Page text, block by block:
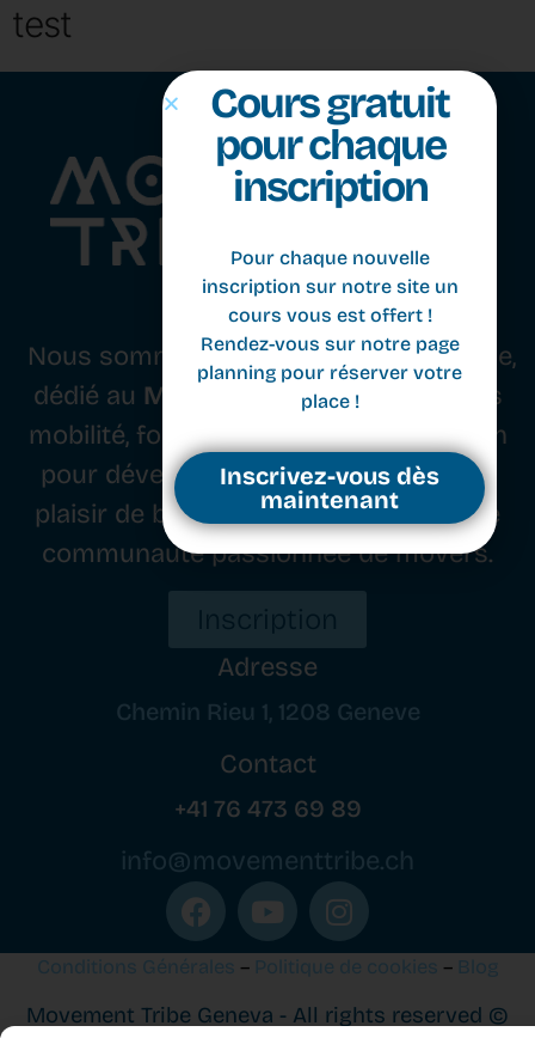
test
Adresse
Chemin Rieu 1, 1208 Geneve
Contact
+41 76 473 69 89
info@movementtribe.ch
Nous sommes un studio basé à Genève,
dédié au Movement
. Nous combinons
mobilité, force, équilibre et coordination
pour développer le corps, l’esprit et le
plaisir de bouger, tout en cultivant une
communauté passionnée de movers.
Conditions Générales – Politique de cookies – Blog
Movement Tribe Geneva - All rights reserved ©
Cours gratuit
inscription
Pour chaque nouvelle
inscription sur notre site un
cours vous est offert !
planning pour réserver votre
place !
Inscrivez-vous dès